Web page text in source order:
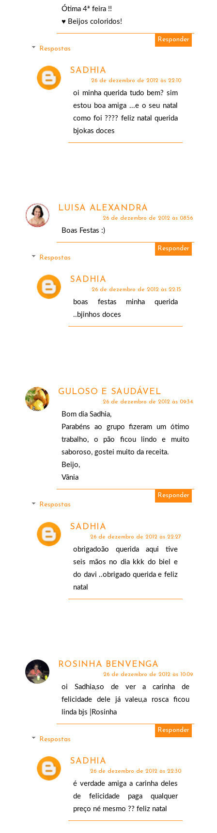
Ótima 4ª feira !!
♥ Beijos coloridos!
Responder
Respostas
SADHIA
26 de dezembro de 2012 às 22:10
oi minha querida tudo bem? sim
estou boa amiga ...e o seu natal
como foi ???? feliz natal querida
bjokas doces
LUISA ALEXANDRA
26 de dezembro de 2012 às 08:56
Boas Festas :)
Responder
Respostas
SADHIA
26 de dezembro de 2012 às 22:15
boas festas minha querida
..bjinhos doces
GULOSO E SAUDÁVEL
26 de dezembro de 2012 às 09:34
Bom dia Sadhia,
Parabéns ao grupo fizeram um ótimo
trabalho, o pão ficou lindo e muito
saboroso, gostei muito da receita.
Beijo,
Vânia
Responder
Respostas
SADHIA
26 de dezembro de 2012 às 22:27
obrigadoão querida aqui tive
seis mãos no dia kkk do biel e
do davi ..obrigado querida e feliz
natal
ROSINHA BENVENGA
26 de dezembro de 2012 às 10:09
oi Sadhia,so de ver a carinha de
felicidade dele já valeu,a rosca ficou
linda bjs |Rosinha
Responder
Respostas
SADHIA
26 de dezembro de 2012 às 22:30
é verdade amiga a carinha deles
de felicidade paga qualquer
preço né mesmo ?? feliz natal